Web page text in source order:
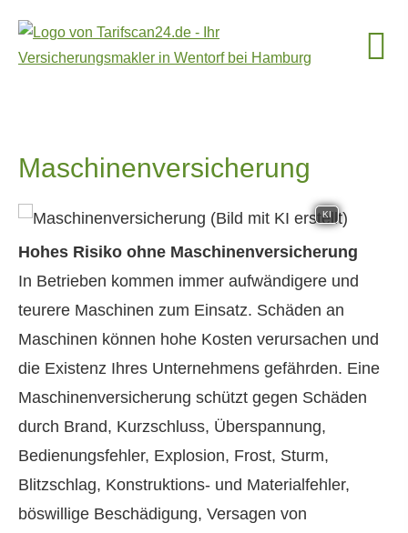
Maschinenversicherung
KI
Hohes Risiko ohne Maschinenversicherung
In Betrieben kommen immer aufwändigere und
teurere Maschinen zum Einsatz. Schäden an
Maschinen können hohe Kosten verursachen und
die Existenz Ihres Unternehmens gefährden. Eine
Maschinenversicherung schützt gegen Schäden
durch Brand, Kurzschluss, Überspannung,
Bedienungsfehler, Explosion, Frost, Sturm,
Blitzschlag, Konstruktions- und Materialfehler,
böswillige Beschädigung, Versagen von